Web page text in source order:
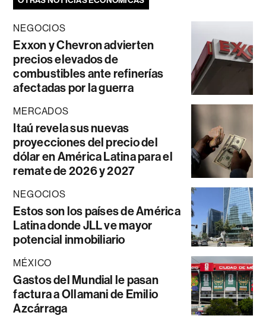
NEGOCIOS
Exxon y Chevron advierten
precios elevados de
combustibles ante refinerías
afectadas por la guerra
MERCADOS
Itaú revela sus nuevas
proyecciones del precio del
dólar en América Latina para el
remate de 2026 y 2027
NEGOCIOS
Estos son los países de América
Latina donde JLL ve mayor
potencial inmobiliario
MÉXICO
Gastos del Mundial le pasan
factura a Ollamani de Emilio
Azcárraga